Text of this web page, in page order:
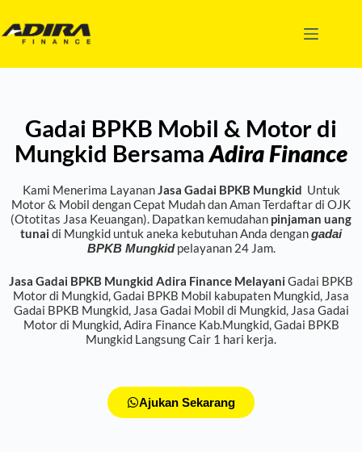
Gadai BPKB Mobil & Motor di
Mungkid BersamaAdira Finance
Kami Menerima LayananJasa Gadai BPKB Mungkid Untuk
Motor & Mobil dengan Cepat Mudah dan Aman Terdaftar di OJK
(Ototitas Jasa Keuangan). Dapatkan kemudahan pinjaman uang
tunai di Mungkid untuk aneka kebutuhan Anda dengangadai
BPKB Mungkidpelayanan 24 Jam.
Jasa Gadai BPKB Mungkid Adira Finance Melayani Gadai BPKB
Motor di Mungkid Gadai BPKB Mobil kabupaten Mungkid Jasa
Gadai BPKB Mungkid, Jasa Gadai Mobil di Mungkid, Jasa Gadai
Motor di Mungkid, Adira Finance Kab.Mungkid, Gadai BPKB
Mungkid Langsung Cair 1 hari kerja
Ajukan Sekarang